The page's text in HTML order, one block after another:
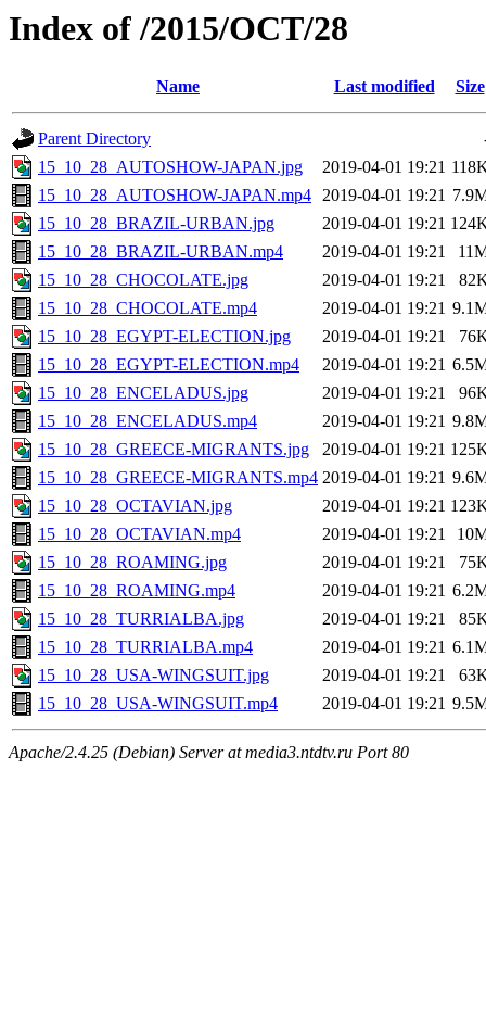
Index of /2015/OCT/28
Name Last modified Size
Parent Directory
15_10_28_AUTOSHOW-JAPAN.jpg
2019-04-01 19:21
15_10_28_AUTOSHOW-JAPAN.mp4 2019-04-01 19:21
15_10_28_BRAZIL-URBAN.jpg
2019-04-01 19:21
15_10_28_BRAZIL-URBAN.mp4
2019-04-01 19:21
15_10_28_CHOCOLATE.jpg
2019-04-01 19:21
15_10_28_CHOCOLATE.mp4
2019-04-01 19:21
15_10_28_EGYPT-ELECTION.jpg
2019-04-01 19:21
15_10_28_EGYPT-ELECTION.mp4
2019-04-01 19:21
15_10_28_ENCELADUS.jpg
2019-04-01 19:21
15_10_28_ENCELADUS.mp4
2019-04-01 19:21
15_10_28_GREECE-MIGRANTS.jpg
2019-04-01 19:21
15_10_28_GREECE-MIGRANTS.mp4 2019-04-01 19:21
15_10_28_OCTAVIAN.jpg
2019-04-01 19:21
15_10_28_OCTAVIAN.mp4
2019-04-01 19:21
15_10_28_ROAMING.jpg
2019-04-01 19:21
15_10_28_ROAMING.mp4
2019-04-01 19:21
15_10_28_TURRIALBA.jpg
2019-04-01 19:21
15_10_28_TURRIALBA.mp4
2019-04-01 19:21
15_10_28_USA-WINGSUIT.jpg
2019-04-01 19:21
15_10_28_USA-WINGSUIT.mp4
2019-04-01 19:21
Apache/2.4.25 (Debian) Server at media3.ntdtv.ru Port 80